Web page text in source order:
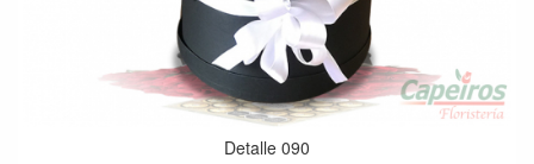
Detalle 090